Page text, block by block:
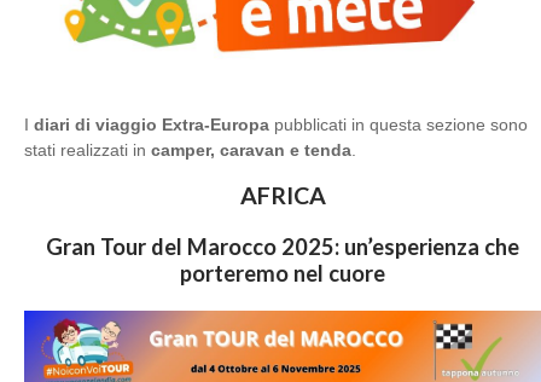
I diari di viaggio Extra-Europa pubblicati in questa sezione sono
stati realizzati in camper, caravan e tenda
AFRICA
Gran Tour del Marocco 2025: un’esperienza che
porteremo nel cuore